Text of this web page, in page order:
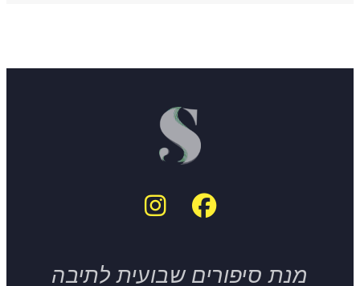
מנת סיפורים שבועית לתיבה